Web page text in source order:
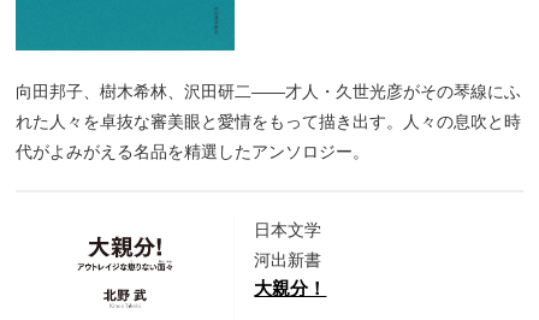
向田邦子、樹木希林、沢田研二――才人・久世光彦がその琴線にふ
れた人々を卓抜な審美眼と愛情をもって描き出す。人々の息吹と時
代がよみがえる名品を精選したアンソロジー。
日本文学
河出新書
大親分！